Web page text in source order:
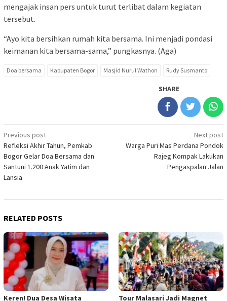
mengajak insan pers untuk turut terlibat dalam kegiatan
tersebut.
“Ayo kita bersihkan rumah kita bersama. Ini menjadi pondasi
keimanan kita bersama-sama,” pungkasnya. (Aga)
Doa bersama Kabupaten Bogor Masjid Nurul Wathon Rudy Susmanto
SHARE
Post
navigation
Previous post
Refleksi Akhir Tahun, Pemkab
Bogor Gelar Doa Bersama dan
Santuni 1.200 Anak Yatim dan
Lansia
Next post
Warga Puri Mas Perdana Pondok
Rajeg Kompak Lakukan
Pengaspalan Jalan
RELATED POSTS
Keren! Dua Desa Wisata Tour Malasari Jadi Magnet